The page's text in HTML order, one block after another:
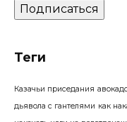
Теги
Казачьи приседания
дьявола с гантелями как